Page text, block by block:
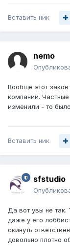
Вставить ник
nemo
Вообще этот закон
компании.
изменили - то
Вставить ник
sfstudio
Да вот увы не так.
даже у его
скинуть
довольно плотно